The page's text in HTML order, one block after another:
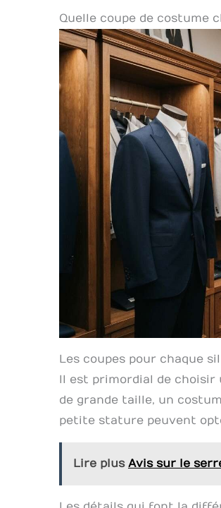
Quelle coupe de costume
Les coupes pour chaque
Il est primordial de choisir
de grande taille, un
petite stature peuvent
Lire plus Avis sur le